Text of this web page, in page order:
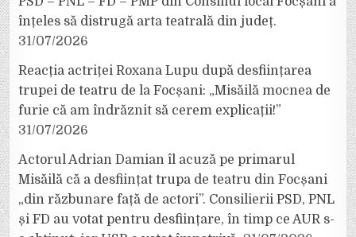
înțeles să distrugă arta teatrală din județ.
31/07/2026
Reacția actriței Roxana Lupu după desființarea
trupei de teatru de la Focșani: „Misăilă mocnea de
furie că am îndrăznit să cerem explicații!”
31/07/2026
Actorul Adrian Damian îl acuză pe primarul
Misăilă că a desființat trupa de teatru din Focșani
„din răzbunare față de actori”. Consilierii PSD, PNL
și FD au votat pentru desființare, în timp ce AUR s-